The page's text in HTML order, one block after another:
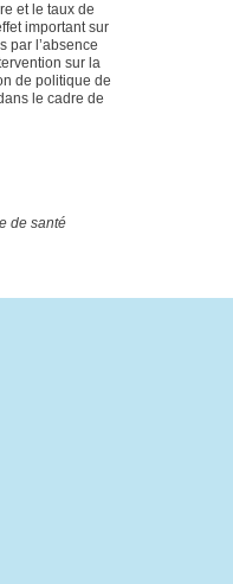
et le taux de
important sur
par l’absence
sur la
de politique de
le cadre de
de santé